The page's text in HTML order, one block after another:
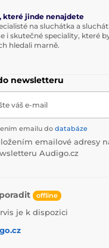
které jinde nenajdete
na sluchátka a
i skutečné speciality, které
hledali marně.
newsletteru
váš e-mail
emailu do databáze
emailové adresy
Audigo.cz
offline
je k dispozici